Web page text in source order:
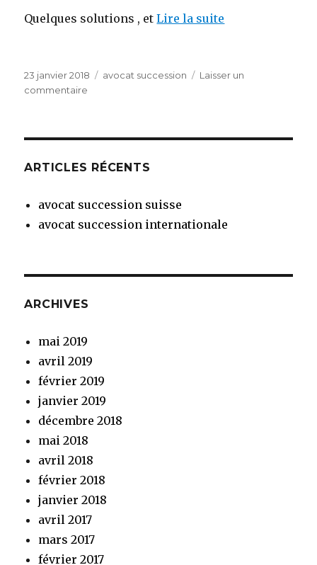
Quelques solutions , etLire la suite
Publié
le
23 janvier 2018 Catégories
avocat succession
Laisser un
commentaire
une
ARTICLES RÉCENTS
avocat succession suisse
avocat succession internationale
ARCHIVES
mai 2019
avril 2019
février 2019
janvier 2019
décembre 2018
mai 2018
avril 2018
février 2018
janvier 2018
avril 2017
mars 2017
février 2017